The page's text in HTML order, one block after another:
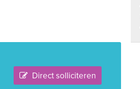
Direct solliciteren